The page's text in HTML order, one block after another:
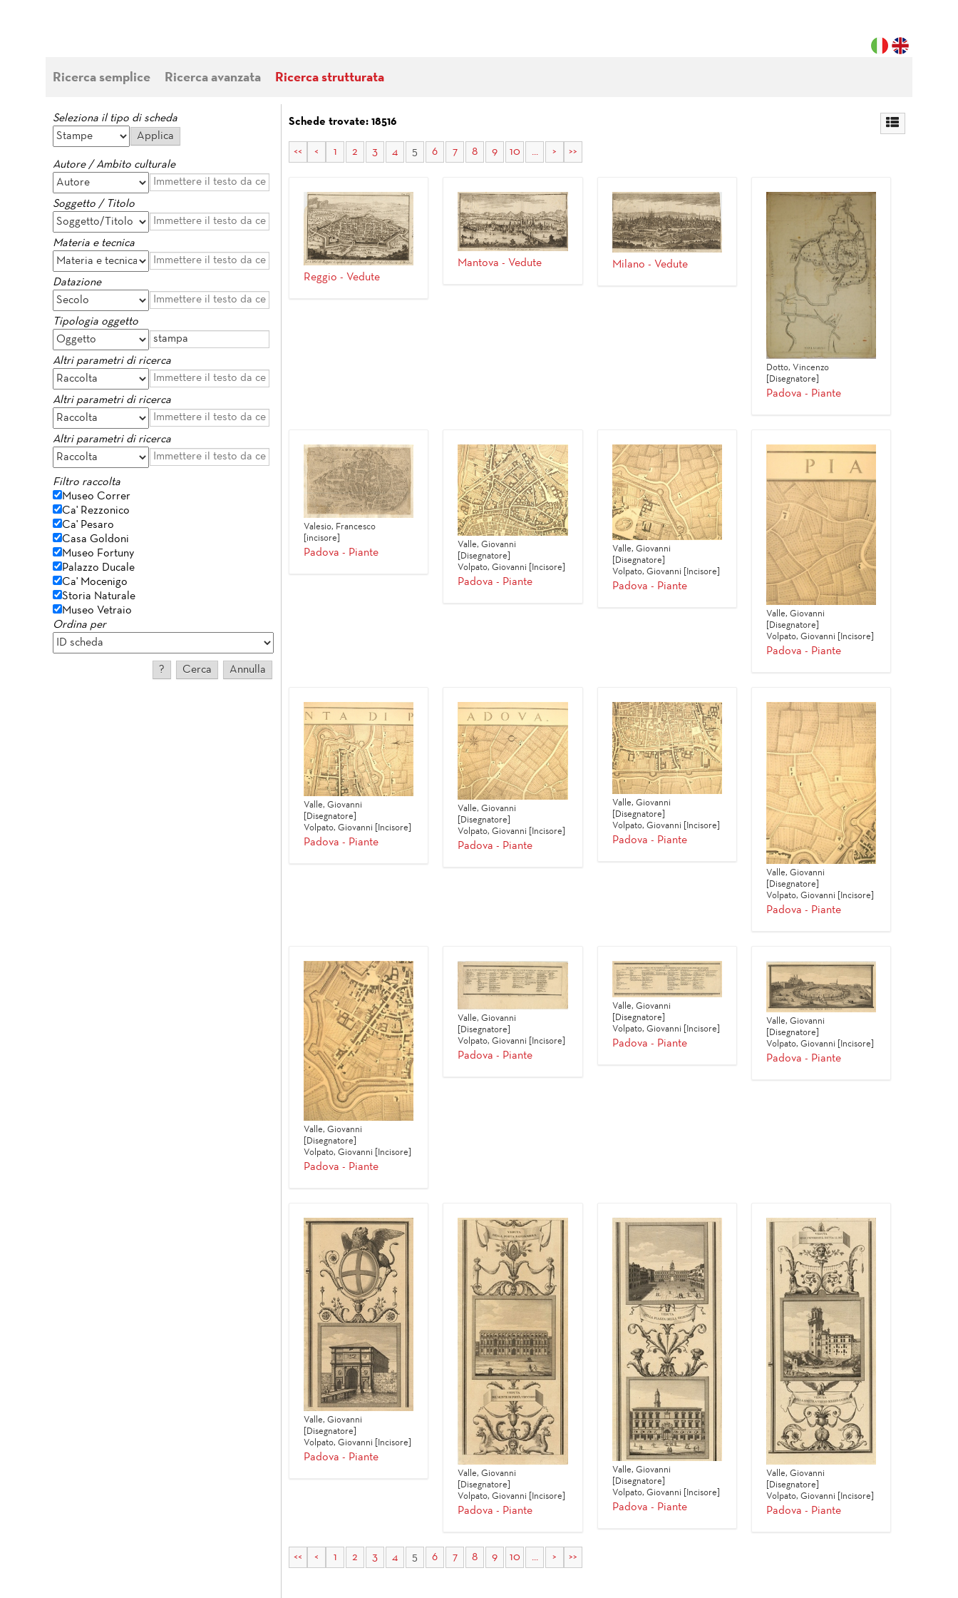
Ricerca semplice Ricerca avanzata Ricerca strutturata
Seleziona il tipo di scheda
Autore / Ambito culturale
Soggetto / Titolo
Materia e tecnica
Datazione
Tipologia oggetto
Altri parametri di ricerca
Altri parametri di ricerca
Altri parametri di ricerca
Filtro raccolta
Museo Correr
Ca' Rezzonico
Ca' Pesaro
Casa Goldoni
Museo Fortuny
Palazzo Ducale
Ca' Mocenigo
Storia Naturale
Museo Vetraio
Ordina per
Schede trovate: 18516
<< < 1 2 3 4 5 6 7 8 9 10 ... > >>
Reggio - Vedute
Mantova - Vedute Milano - Vedute
Dotto, Vincenzo
[Disegnatore]
Padova - Piante
Valesio, Francesco
[incisore]
Padova - Piante
Valle, Giovanni
[Disegnatore]
Volpato, Giovanni [Incisore]
Padova - Piante
Valle, Giovanni
[Disegnatore]
Volpato, Giovanni [Incisore]
Padova - Piante
Valle, Giovanni
[Disegnatore]
Volpato, Giovanni [Incisore]
Padova - Piante
Valle, Giovanni
[Disegnatore]
Volpato, Giovanni [Incisore]
Padova - Piante
Valle, Giovanni
[Disegnatore]
Volpato, Giovanni [Incisore]
Padova - Piante
Valle, Giovanni
[Disegnatore]
Volpato, Giovanni [Incisore]
Padova - Piante
Valle, Giovanni
[Disegnatore]
Volpato, Giovanni [Incisore]
Padova - Piante
Valle, Giovanni
[Disegnatore]
Volpato, Giovanni [Incisore]
Padova - Piante
Valle, Giovanni
[Disegnatore]
Volpato, Giovanni [Incisore]
Padova - Piante
Valle, Giovanni
[Disegnatore]
Volpato, Giovanni [Incisore]
Padova - Piante
Valle, Giovanni
[Disegnatore]
Volpato, Giovanni [Incisore]
Padova - Piante
Valle, Giovanni
[Disegnatore]
Volpato, Giovanni [Incisore]
Padova - Piante
Valle, Giovanni
[Disegnatore]
Volpato, Giovanni [Incisore]
Padova - Piante
Valle, Giovanni
[Disegnatore]
Volpato, Giovanni [Incisore]
Padova - Piante
Valle, Giovanni
[Disegnatore]
Volpato, Giovanni [Incisore]
Padova - Piante
<< < 1 2 3 4 5 6 7 8 9 10 ... > >>